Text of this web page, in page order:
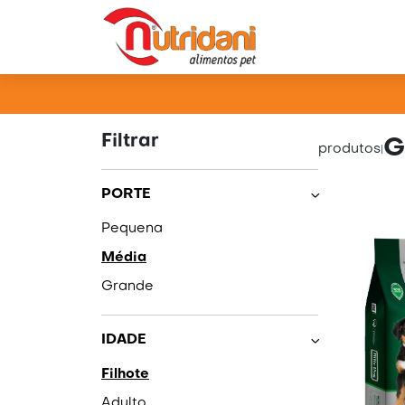
Filtrar
PORTE
Pequena
Média
Grande
IDADE
Filhote
produtos